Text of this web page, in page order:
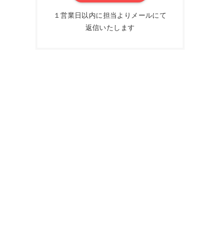
１営業日以内に担当よりメールにて
返信いたします